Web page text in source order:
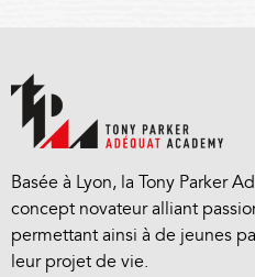
Basée à Lyon, la Tony Parker
concept novateur alliant
permettant ainsi à de jeunes
leur projet de vie.